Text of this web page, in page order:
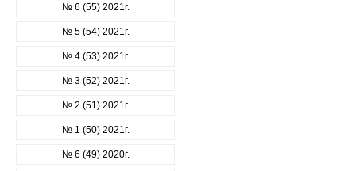
№ 6 (55) 2021г.
№ 5 (54) 2021г.
№ 4 (53) 2021г.
№ 3 (52) 2021г.
№ 2 (51) 2021г.
№ 1 (50) 2021г.
№ 6 (49) 2020г.